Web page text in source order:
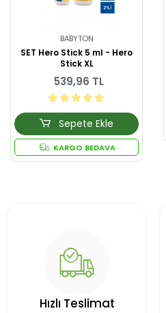
BABYTON
SET Hero Stick 5 ml - Hero
Stick XL
539,96 TL
Sepete Ekle
KARGO BEDAVA
Hızlı Teslimat